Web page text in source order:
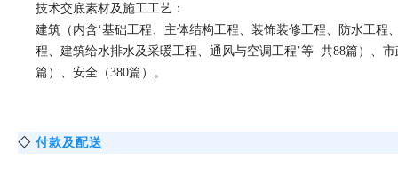
技术交底素材及施工工艺：
建筑（内含‘基础工程、主体结构工程、装饰装修工程、防水工程
程、建筑给水排水及采暖工程、通风与空调工程’等 共88篇）、市
篇）、安全（380篇）。
◇ 付款及配送